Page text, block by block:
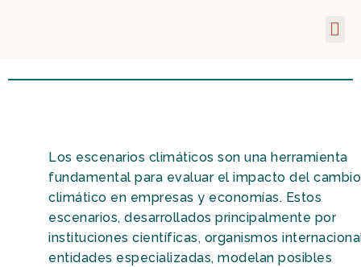
Los escenarios climáticos son una herramienta
fundamental para evaluar el impacto del cambio
climático en empresas y economías. Estos
escenarios, desarrollados principalmente por
instituciones científicas, organismos
entidades especializadas, modelan posibles